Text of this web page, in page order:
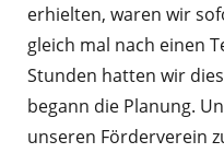
erhielten, waren wir
gleich mal nach einen
Stunden hatten wir
begann die Planung.
unseren Förderverein